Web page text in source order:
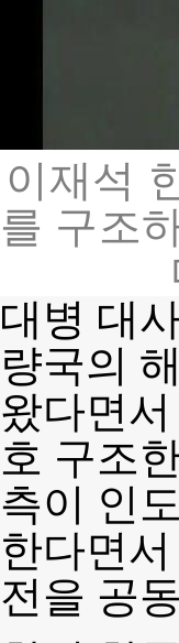
이재석
를 구조
대병 대
량국의
왔다면
호 구조
측이 인
한다면
전을 공